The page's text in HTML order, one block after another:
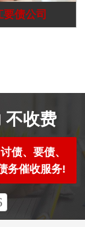
要债公司
不收费
债、要债、
务催收服务!